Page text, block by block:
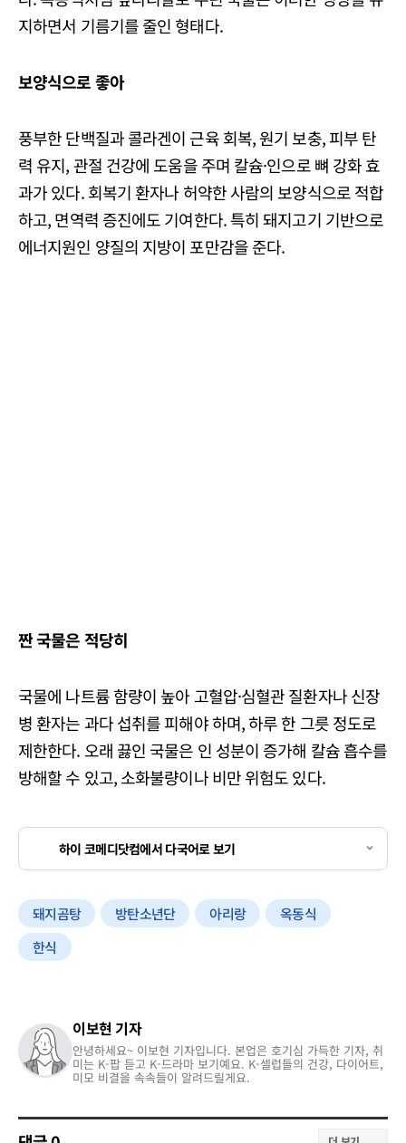
지하면서 기름기를 줄인 형태다.
보양식으로 좋아
풍부한 단백질과 콜라겐이 근육 회복, 원기 보충, 피부 탄
력 유지, 관절 건강에 도움을 주며 칼슘·인으로 뼈 강화 효
과가 있다. 회복기 환자나 허약한 사람의 보양식으로 적합
하고, 면역력 증진에도 기여한다. 특히 돼지고기 기반으로
에너지원인 양질의 지방이 포만감을 준다.
짠 국물은 적당히
국물에 나트륨 함량이 높아 고혈압·심혈관 질환자나 신장
병 환자는 과다 섭취를 피해야 하며, 하루 한 그릇 정도로
제한한다. 오래 끓인 국물은 인 성분이 증가해 칼슘 흡수를
방해할 수 있고, 소화불량이나 비만 위험도 있다.
하이 코메디닷컴에서 다국어로 보기
돼지곰탕 방탄소년단 아리랑
옥동식
한식
이보현 기자
안녕하세요~ 이보현 기자입니다. 본업은 호기심 가득한 기자, 취
미는 K-팝 듣고 K-드라마 보기예요. K-셀럽들의 건강, 다이어트,
미모 비결을 속속들이 알려드릴게요.